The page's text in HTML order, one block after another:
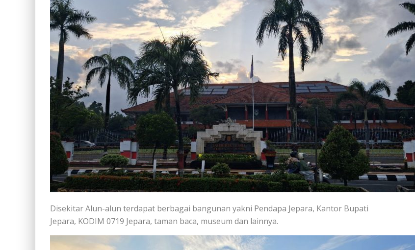
Disekitar Alun-alun terdapat berbagai bangunan yakni Pendapa Jepara, Kantor Bupati
Jepara, KODIM 0719 Jepara, taman baca, museum dan lainnya.